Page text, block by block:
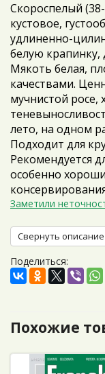
Скороспелый
кустовое,
удлиненно-
белую крапинку,
Мякоть белая,
качествами.
мучнистой росе,
лето, на одном
Подходит для
Рекомендуется
особенно
Заметили
Свернуть описание
Поделиться:
Похожие